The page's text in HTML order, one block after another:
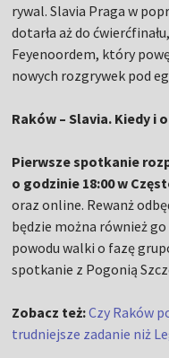
rywal. Slavia Praga w
dotarła aż do
Feyenoordem, który
nowych rozgrywek pod
Raków – Slavia. Kiedy i
Pierwsze spotkanie
o godzinie 18:00 w
oraz online. Rewanż
będzie można również
powodu walki o fazę
spotkanie z Pogonią
Zobacz też:Czy Raków
trudniejsze zadanie niż